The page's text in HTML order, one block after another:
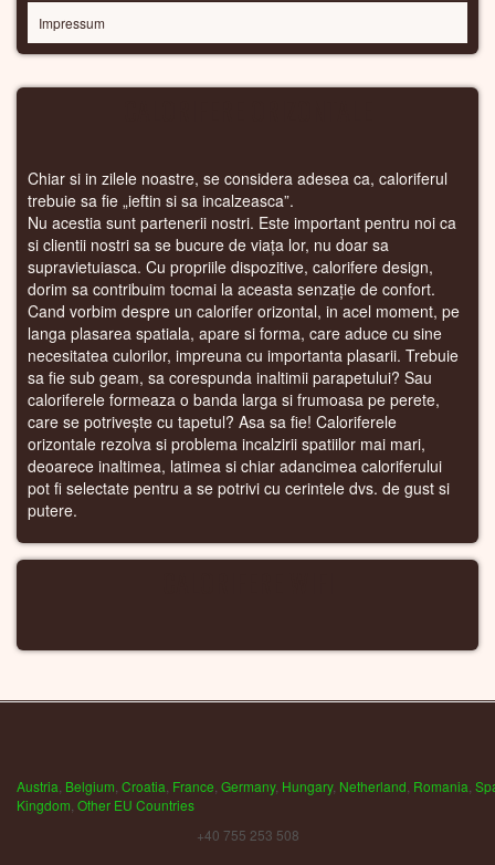
Impressum
Chiar si in zilele noastre, se considera adesea ca, caloriferul
trebuie sa fie „ieftin si sa incalzeasca”.
Nu acestia sunt partenerii nostri. Este important pentru noi ca
si clientii nostri sa se bucure de viața lor, nu doar sa
supravietuiasca. Cu propriile dispozitive, calorifere design,
dorim sa contribuim tocmai la aceasta senzație de confort.
Cand vorbim despre un calorifer orizontal, in acel moment, pe
langa plasarea spatiala, apare si forma, care aduce cu sine
necesitatea culorilor, impreuna cu importanta plasarii. Trebuie
sa fie sub geam, sa corespunda inaltimii parapetului? Sau
caloriferele formeaza o banda larga si frumoasa pe perete,
care se potrivește cu tapetul? Asa sa fie! Caloriferele
orizontale rezolva si problema incalzirii spatiilor mai mari,
deoarece inaltimea, latimea si chiar adancimea caloriferului
pot fi selectate pentru a se potrivi cu cerintele dvs. de gust si
putere.
Austria Belgium Croatia France Germany, Hungary, Netherland Romania
Kingdom Other EU Countries
+40 755 253 508